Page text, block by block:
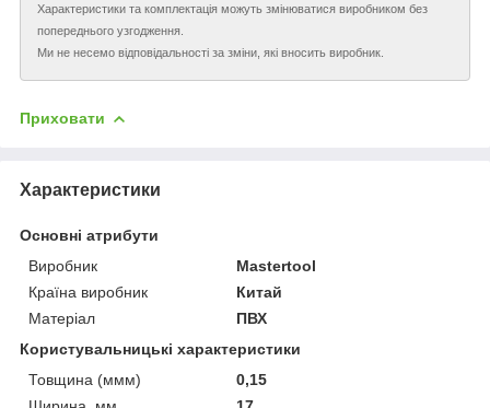
Характеристики та комплектація можуть змінюватися виробником без
попереднього узгодження.
Ми не несемо відповідальності за зміни, які вносить виробник.
Приховати
Характеристики
Основні атрибути
Виробник
Mastertool
Країна виробник
Китай
Матеріал
ПВХ
Користувальницькі характеристики
Товщина (ммм)
0,15